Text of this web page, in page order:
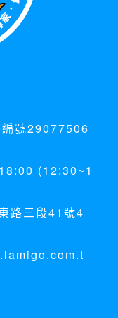
品、服務、活動或
本網站也可以從商
名、電話、住址、
住址、身份證字
取得您的資料。
時，伺服器自行產
址、使用時間、使
站會對個別連線者
網站內部所瀏覽的
本網站不會也無法
網刊登廣告之廠
私權保護政策，本
子郵件上註明是由
供您能隨時停止接
號29077506
(12:30~1
路三段41號4